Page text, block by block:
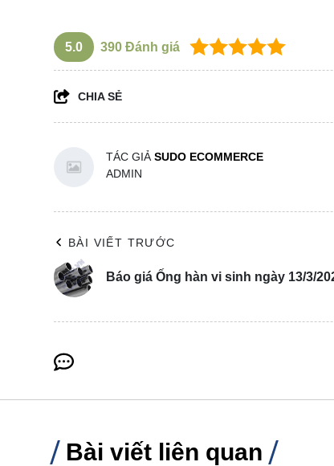
5.0 390 Đánh giá
CHIA SẺ
TÁC GIẢ SUDO ECOMMERCE
ADMIN
BÀI VIẾT TRƯỚC
Báo giá Ống hàn vi sinh ngày 13/3/
Bài viết liên quan